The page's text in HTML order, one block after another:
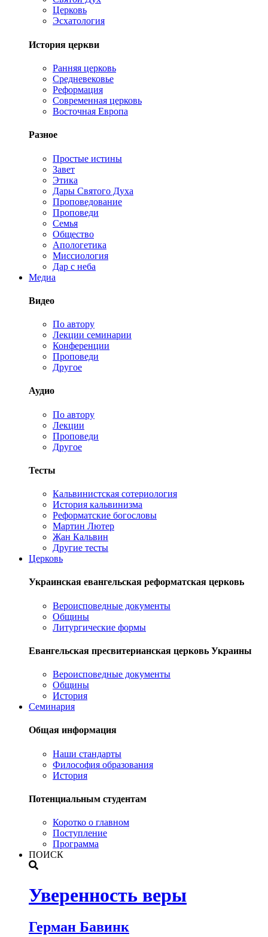
Церковь
Эсхатология
История церкви
Ранняя церковь
Средневековье
Реформация
Современная церковь
Восточная Европа
Разное
Простые истины
Завет
Этика
Дары Святого Духа
Проповедование
Проповеди
Семья
Общество
Апологетика
Миссиология
Дар с неба
Медиа
Видео
По автору
Лекции семинарии
Конференции
Проповеди
Другое
Аудио
По автору
Лекции
Проповеди
Другое
Тесты
Кальвинистская сотериология
История кальвинизма
Реформатские богословы
Мартин Лютер
Жан Кальвин
Другие тесты
Церковь
Украинская евангельская реформатская церковь
Вероисповедные документы
Общины
Литургические формы
Евангельская пресвитерианская церковь Украины
Вероисповедные документы
Общины
История
Семинария
Общая информация
Наши стандарты
Философия образования
История
Потенциальным студентам
Коротко о главном
Поступление
Программа
ПОИСК
Уверенность веры
Герман Бавинк